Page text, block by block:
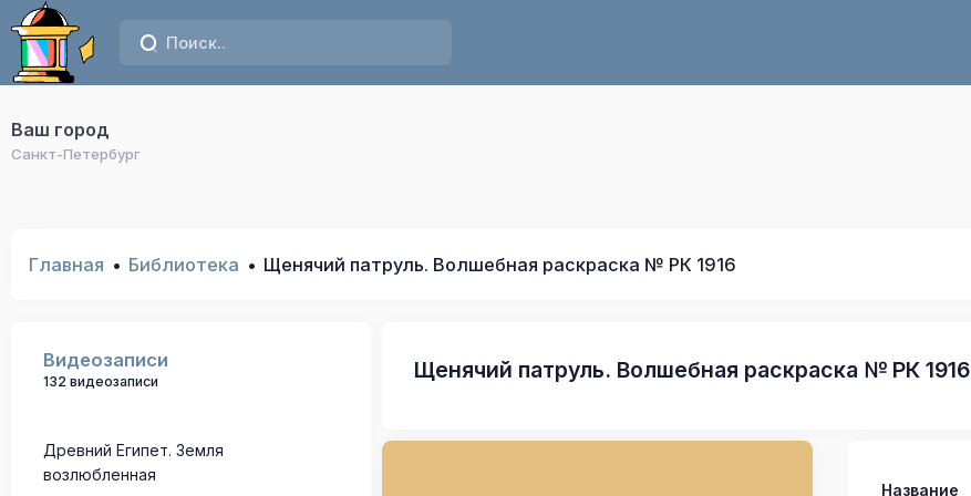
Ваш город
Санкт-Петербург
Главная Библиотека Щенячий патруль. Волшебная раскраска № РК 1916
Видеозаписи
132 видеозаписи
Древний Египет. Земля
возлюбленная
Щенячий патруль. Волшебная раскраска № РК 1916
Название